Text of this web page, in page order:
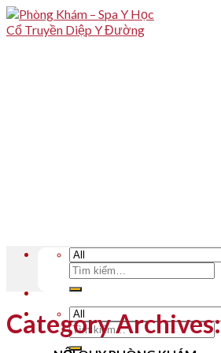
Skip
to
Tìm
kiếm:
Tìm
kiếm:
Category